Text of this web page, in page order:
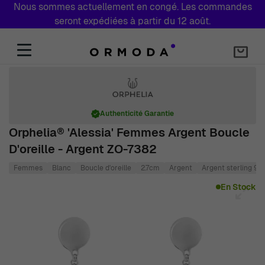
Nous sommes actuellement en congé. Les commandes
seront expédiées à partir du 12 août.
Orphelia® 'Alessia' Femmes Argent Boucle
D'oreille - Argent ZO-7382
Authenticité Garantie
Femmes Blanc Boucle d'oreille 2.7cm Argent Argent sterling
En Stock